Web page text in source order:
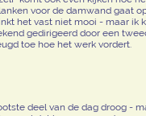
voor de damwand gaat
het vast niet mooi - maar ik
gedirigeerd door een
toe hoe het werk vordert.
deel van de dag droog -